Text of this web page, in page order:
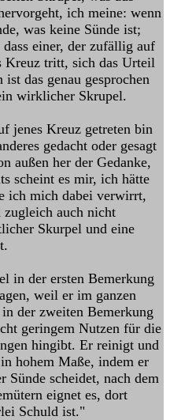
ich meine: wenn
was keine Sünde ist;
einer, der zufällig auf
Kreuz tritt, sich das Urteil
das genau gesprochen
wirklicher Skrupel.
jenes Kreuz getreten bin
gedacht oder gesagt
außen her der Gedanke,
scheint es mir, ich hätte
ich mich dabei verwirrt,
auch nicht
Skurpel und eine
in der ersten Bemerkung
weil er im ganzen
der zweiten Bemerkung
geringem Nutzen für die
hingibt. Er reinigt und
hohem Maße, indem er
Sünde scheidet, nach dem
eignet es, dort
Schuld ist."